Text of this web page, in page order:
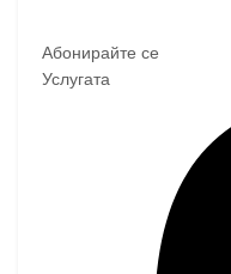
Абонирайте се
Услугата